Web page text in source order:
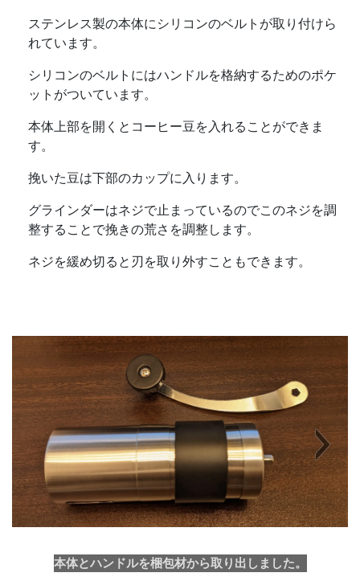
ステンレス製の本体にシリコンのベルトが取り付けら
れています。
シリコンのベルトにはハンドルを格納するためのポケ
ットがついています。
本体上部を開くとコーヒー豆を入れることができま
す。
挽いた豆は下部のカップに入ります。
グラインダーはネジで止まっているのでこのネジを調
整することで挽きの荒さを調整します。
ネジを緩め切ると刃を取り外すこともできます。
本体とハンドルを梱包材から取り出しました。
Next